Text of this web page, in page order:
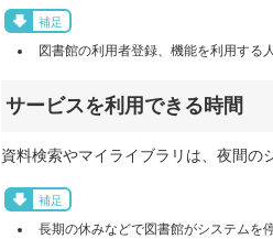
補足
図書館の利用者登録、機能を利用する
サービスを利用できる時間
資料検索やマイライブラリは、夜間の
補足
長期の休みなどで図書館がシステムを